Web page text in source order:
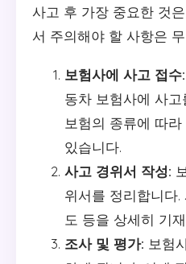
사고 후 가장 중요한 것
서 주의해야 할 사항은
보험사에 사고 접수:
동차 보험사에 사
보험의 종류에 따
있습니다.
사고 경위서 작성:
위서를 정리합니다
도 등을 상세히 기
조사 및 평가: 보험